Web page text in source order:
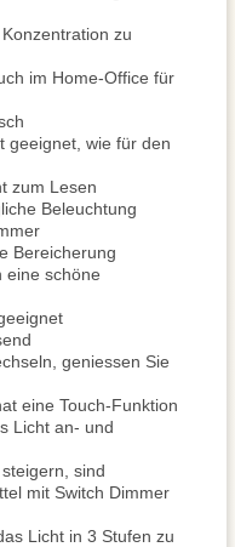
zu
im Home-Office für
geeignet, wie für den
zum Lesen
Beleuchtung
Bereicherung
eine schöne
geniessen Sie
eine Touch-Funktion
Licht an- und
sind
mit Switch Dimmer
Licht in 3 Stufen zu